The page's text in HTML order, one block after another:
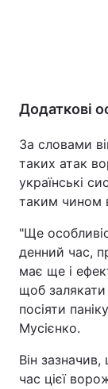
Додаткові
За словами
таких атак
українські
таким чином
"Ще
денний час,
має ще і
щоб
посіяти
Мусієнко.
Він
час цієї